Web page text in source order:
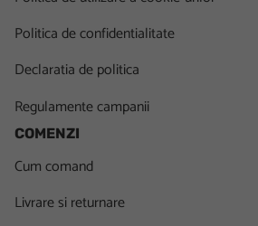
Politica de confidentialitate
Declaratia de politica
Regulamente campanii
COMENZI
Cum comand
Livrare si returnare